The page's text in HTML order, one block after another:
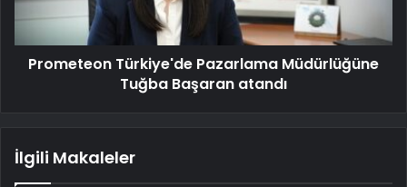
Prometeon Türkiye'de Pazarlama Müdürlüğüne
Tuğba Başaran atandı
İlgili Makaleler